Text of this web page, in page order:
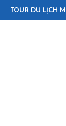
TOUR DU LỊCH